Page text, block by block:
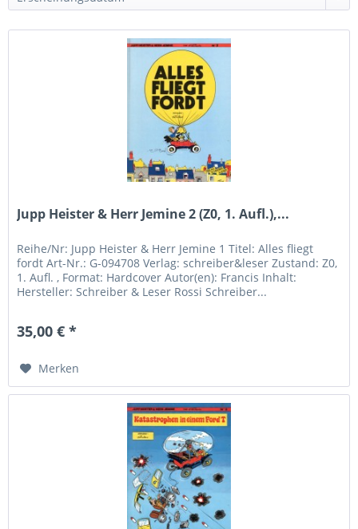
Jupp Heister & Herr Jemine 2 (Z0, 1. Aufl.),...
Reihe/Nr: Jupp Heister & Herr Jemine 1 Titel: Alles fliegt
fordt Art-Nr.: G-094708 Verlag: schreiber&leser Zustand: Z0,
1. Aufl. , Format: Hardcover Autor(en): Francis Inhalt:
Hersteller: Schreiber & Leser Rossi Schreiber...
35,00 € *
Merken